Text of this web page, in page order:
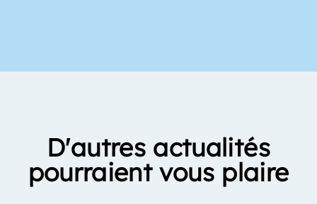
D'autres actualités
pourraient vous plaire